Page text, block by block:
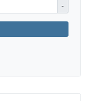
-